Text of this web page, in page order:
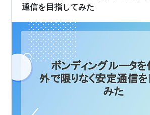
通信を目指してみた